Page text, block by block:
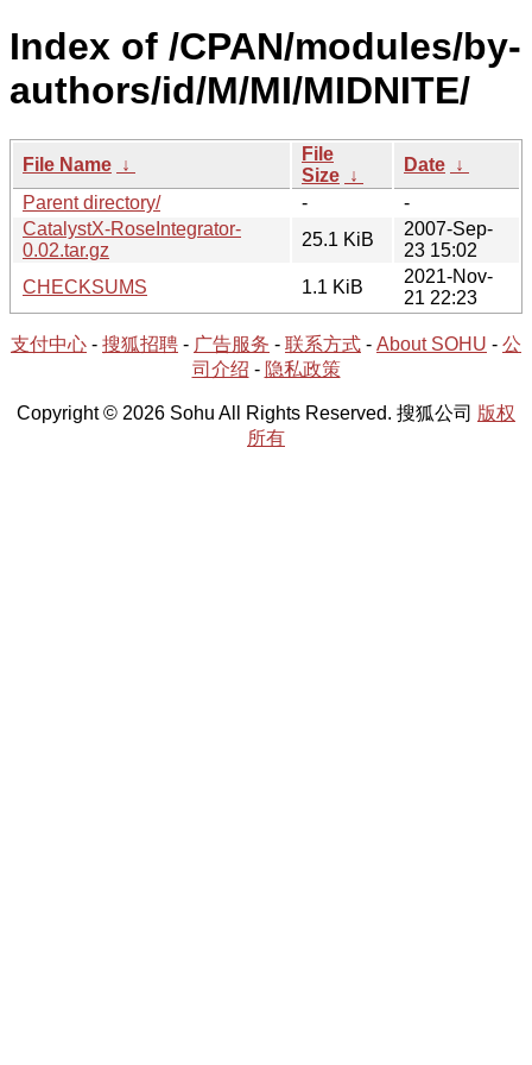
Index of /CPAN/modules/by-
authors/id/M/MI/MIDNITE/
File Name ↓
File
Size ↓
Date ↓
Parent directory/
-
-
CatalystX-RoseIntegrator-
0.02.tar.gz
25.1 KiB
2007-Sep-
23 15:02
CHECKSUMS
1.1 KiB
2021-Nov-
21 22:23
支付中心 - 搜狐招聘 - 广告服务 - 联系方式 - About SOHU - 公
司介绍 - 隐私政策
Copyright © 2026 Sohu All Rights Reserved. 搜狐公司 版权
所有